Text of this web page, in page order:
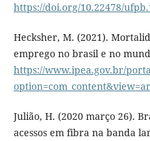
https://doi.org/10.22478/
Hecksher, M. (2021).
emprego no brasil e no
https://www.ipea.gov.br/
Julião, H. (2020 março 26).
acessos em fibra na banda